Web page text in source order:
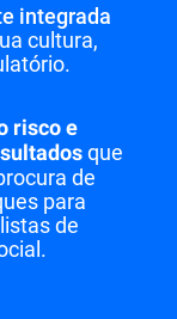
integrada
cultura,
risco e
que
de
para
de